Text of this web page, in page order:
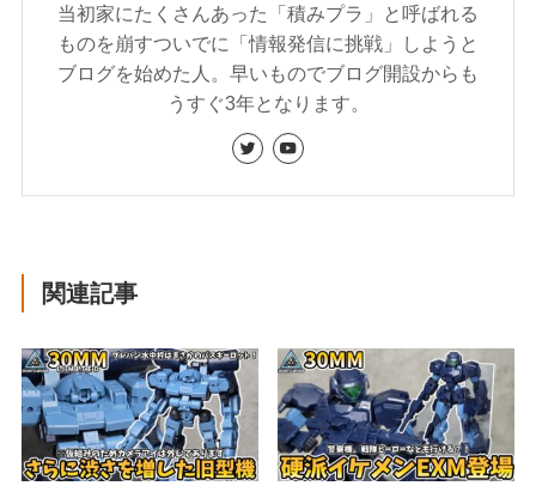
当初家にたくさんあった「積みプラ」と呼ばれる
ものを崩すついでに「情報発信に挑戦」しようと
ブログを始めた人。早いものでブログ開設からも
うすぐ3年となります。
関連記事